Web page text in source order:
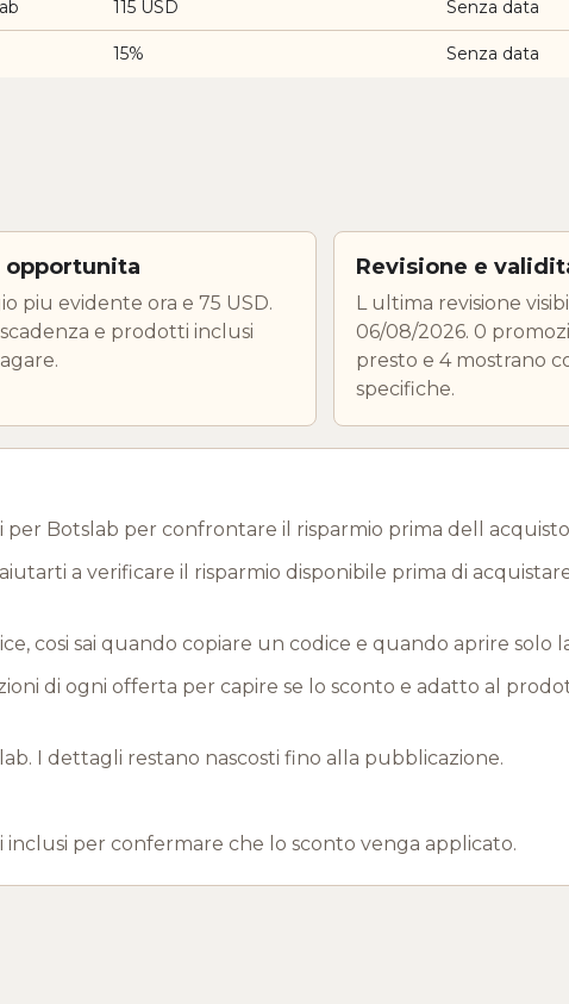
115 USD Senza data
15% Senza data
opportunita
piu evidente ora e 75 USD.
e prodotti inclusi
Revisione e
L ultima revisione
06/08/2026. 0
presto e 4 mostrano
specifiche.
Botslab per confrontare il risparmio prima dell
a verificare il risparmio disponibile prima di
cosi sai quando copiare un codice e quando aprire solo
di ogni offerta per capire se lo sconto e adatto al
I dettagli restano nascosti fino alla pubblicazione.
per confermare che lo sconto venga applicato.